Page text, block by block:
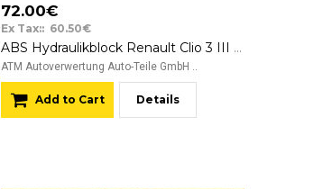
72.00€
Ex Tax:: 60.50€
ABS Hydraulikblock Renault Clio 3 III 0265800559
ATM Autoverwertung Auto-Teile GmbH ..
Add to Cart Details